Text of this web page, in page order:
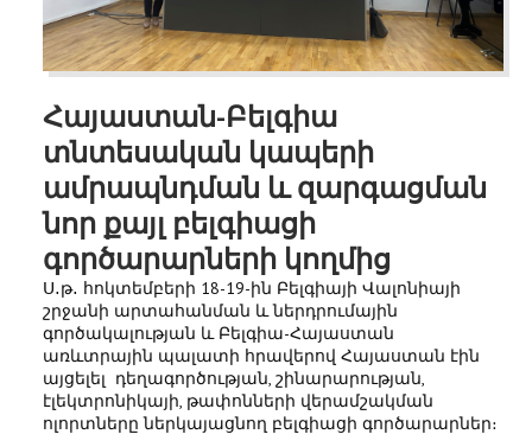
Հայաստան-Բելգիա
տնտեսական կապերի
ամրապնդման և զարգացման
նոր քայլ բելգիացի
գործարարների կողմից
Ս․թ․ հոկտեմբերի 18-19-ին Բելգիայի Վալոնիայի
շրջանի արտահանման և ներդրումային
գործակալության և Բելգիա-Հայաստան
առևտրային պալատի հրավերով Հայաստան էին
այցելել դեղագործության, շինարարության,
էլեկտրոնիկայի, թափոնների վերամշակման
ոլորտները ներկայացնող բելգիացի գործարարներ։